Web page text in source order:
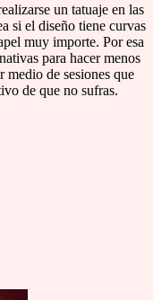
un tatuaje en las
si el diseño tiene curvas
muy importe. Por esa
para hacer menos
medio de sesiones que
de que no sufras.